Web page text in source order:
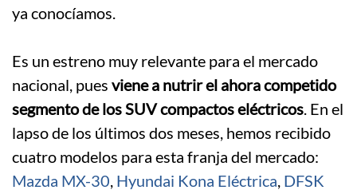
ya conocíamos.
Es un estreno muy relevante para el mercado
nacional, pues viene a nutrir el ahora competido
segmento de los SUV compactos eléctricos. En el
lapso de los últimos dos meses, hemos recibido
cuatro modelos para esta franja del mercado:
Mazda MX-30, Hyundai Kona Eléctrica, DFSK